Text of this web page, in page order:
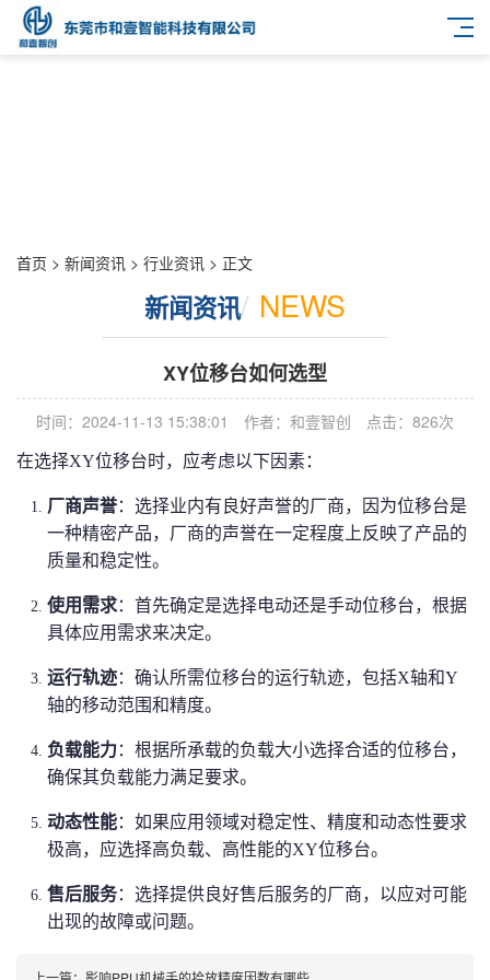
首页 > 新闻资讯 > 行业资讯 > 正文
新闻资讯/ NEWS
XY位移台如何选型
时间：2024-11-13 15:38:01 作者：和壹智创 点击：826次
在选择XY位移台时，应考虑以下因素：
厂商声誉：选择业内有良好声誉的厂商，因为位移台是
一种精密产品，厂商的声誉在一定程度上反映了产品的
质量和稳定性。
使用需求：首先确定是选择电动还是手动位移台，根据
具体应用需求来决定。
运行轨迹：确认所需位移台的运行轨迹，包括X轴和Y
轴的移动范围和精度。
负载能力：根据所承载的负载大小选择合适的位移台，
确保其负载能力满足要求。
动态性能：如果应用领域对稳定性、精度和动态性要求
极高，应选择高负载、高性能的XY位移台。
售后服务：选择提供良好售后服务的厂商，以应对可能
出现的故障或问题。